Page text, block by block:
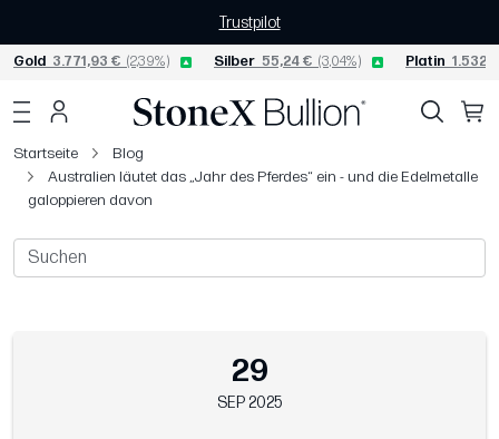
Trustpilot
Gold 3.771,93 € (2,39%) Silber 55,24 € (3,04%) Platin
Startseite
Blog
Australien läutet das „Jahr des Pferdes“ ein - und die Edelmetalle
galoppieren davon
29
SEP 2025